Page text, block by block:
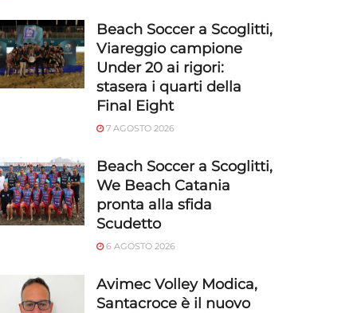
Beach Soccer a Scoglitti,
Viareggio campione
Under 20 ai rigori:
stasera i quarti della
Final Eight
7 AGOSTO 2026
Beach Soccer a Scoglitti,
We Beach Catania
pronta alla sfida
Scudetto
6 AGOSTO 2026
Avimec Volley Modica,
Santacroce è il nuovo